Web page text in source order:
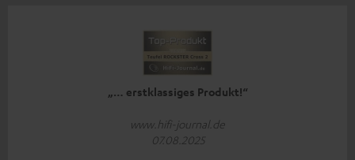
„… erstklassiges Produkt!“
www.hifi-journal.de
07.08.2025